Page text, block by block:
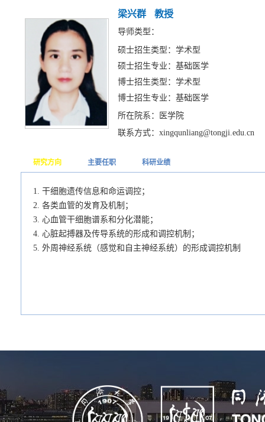
梁兴群 教授
导师类型：
硕士招生类型：学术型
硕士招生专业：基础医学
博士招生类型：学术型
博士招生专业：基础医学
所在院系：医学院
联系方式：xingqunliang@tongji.edu.cn
研究方向 主要任职 科研业绩
1. 干细胞遗传信息和命运调控；
2. 各类血管的发育及机制；
3. 心血管干细胞谱系和分化潜能；
4. 心脏起搏器及传导系统的形成和调控机制；
5. 外周神经系统（感觉和自主神经系统）的形成调控机制